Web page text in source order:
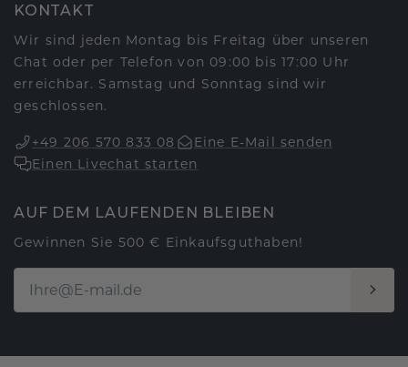
KONTAKT
Wir sind jeden Montag bis Freitag über unseren
Chat oder per Telefon von 09:00 bis 17:00 Uhr
erreichbar. Samstag und Sonntag sind wir
geschlossen.
+49 206 570 833 08
Eine E-Mail senden
Einen Livechat starten
AUF DEM LAUFENDEN BLEIBEN
Gewinnen Sie 500 € Einkaufsguthaben!